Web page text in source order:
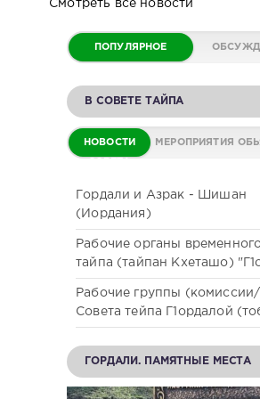
Смотреть все новости
ПОПУЛЯРНОЕ
В СОВЕТЕ ТАЙПА
НОВОСТИ МЕРОПРИЯТИЯ
Гордали и Азрак - Шишан
(Иордания)
Рабочие органы
тайпа (тайпан Кхеташо)
Рабочие группы (комиссии/
Совета тейпа Г1ордалой
ГОРДАЛИ. ПАМЯТНЫЕ МЕСТА